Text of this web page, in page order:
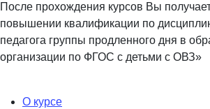
После прохождения курсов Вы
повышении квалификации по
педагога группы продленного дня в
организации по ФГОС с детьми с ОВЗ»
О курсе